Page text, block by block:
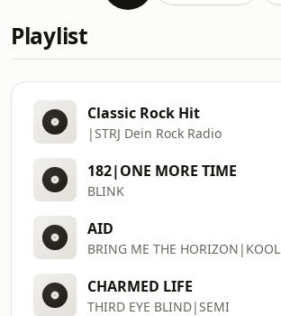
Playlist
Classic Rock Hit
|STRJ Dein Rock Radio
182|ONE MORE TIME
BLINK
AID
BRING ME THE HORIZON|KOOL
CHARMED LIFE
THIRD EYE BLIND|SEMI